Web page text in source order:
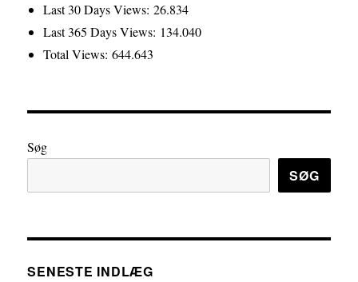
Last 30 Days Views:26.834
Last 365 Days Views: 134.040
Total Views:644.643
Søg
SØG
SENESTE INDLÆG